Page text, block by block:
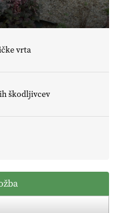
vrta
škodljivcev